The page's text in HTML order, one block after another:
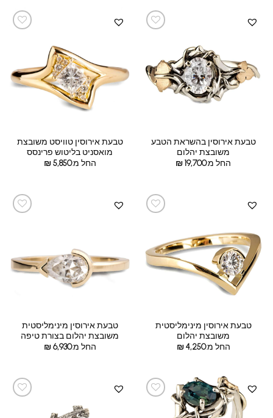
טבעת אירוסין בהשראת הטבע
משובצת יהלום
החל מ:
₪19,700
טבעת אירוסין טוויסט משובצת
מואסניט בליטוש פרינסס
החל מ:
₪5,850
טבעת אירוסין מינימליסטית
משובצת יהלום
החל מ:
₪4,250
טבעת אירוסין מינימליסטית
משובצת יהלום בצורת טיפה
החל מ:
₪6,930